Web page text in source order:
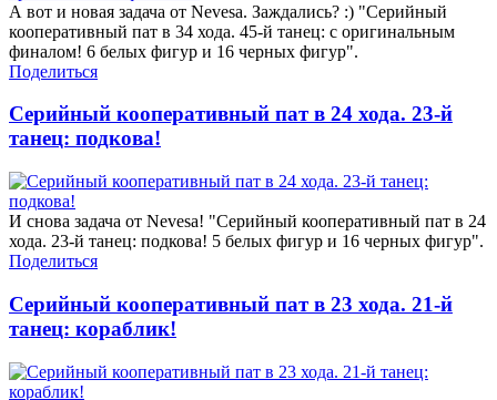
А вот и новая задача от Nevesa. Заждались? :) "Серийный
кооперативный пат в 34 хода. 45-й танец: с оригинальным
финалом! 6 белых фигур и 16 черных фигур".
Поделиться
Серийный кооперативный пат в 24 хода. 23-й
танец: подкова!
И снова задача от Nevesa! "Серийный кооперативный пат в 24
хода. 23-й танец: подкова! 5 белых фигур и 16 черных фигур".
Поделиться
Серийный кооперативный пат в 23 хода. 21-й
танец: кораблик!